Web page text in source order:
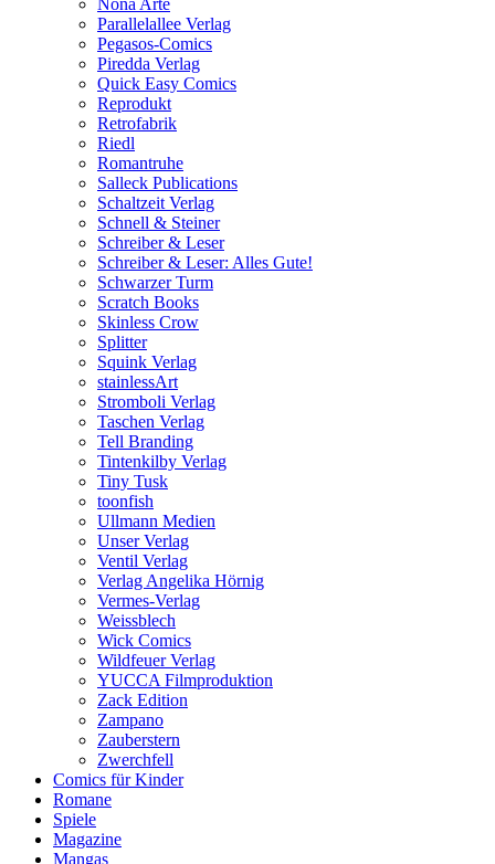
Nona Arte
Parallelallee Verlag
Pegasos-Comics
Piredda Verlag
Quick Easy Comics
Reprodukt
Retrofabrik
Riedl
Romantruhe
Salleck Publications
Schaltzeit Verlag
Schnell & Steiner
Schreiber & Leser
Schreiber & Leser: Alles Gute!
Schwarzer Turm
Scratch Books
Skinless Crow
Splitter
Squink Verlag
stainlessArt
Stromboli Verlag
Taschen Verlag
Tell Branding
Tintenkilby Verlag
Tiny Tusk
toonfish
Ullmann Medien
Unser Verlag
Ventil Verlag
Verlag Angelika Hörnig
Vermes-Verlag
Weissblech
Wick Comics
Wildfeuer Verlag
YUCCA Filmproduktion
Zack Edition
Zampano
Zauberstern
Zwerchfell
Comics für Kinder
Romane
Spiele
Magazine
Mangas